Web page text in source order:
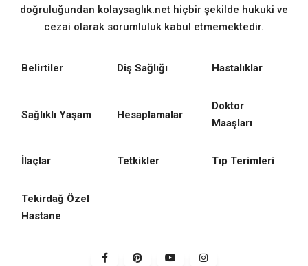
doğruluğundan kolaysaglık.net hiçbir şekilde hukuki ve
cezai olarak sorumluluk kabul etmemektedir.
Belirtiler Diş Sağlığı Hastalıklar
Sağlıklı Yaşam Hesaplamalar
Doktor
Maaşları
İlaçlar Tetkikler Tıp Terimleri
Tekirdağ Özel
Hastane